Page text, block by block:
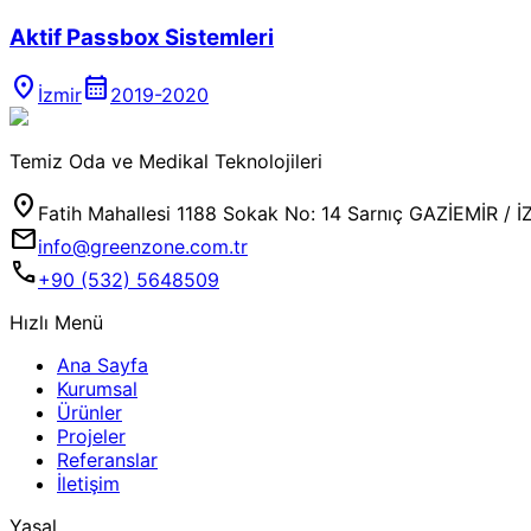
Aktif Passbox Sistemleri
location_on İzmircalendar_month 2019-2020
Temiz Oda ve Medikal Teknolojileri
location_on Fatih Mahallesi 1188 Sokak No: 14 Sarnıç GAZİEMİR /
mailinfo@greenzone.com.tr
call+90 (532) 5648509
Hızlı Menü
Ana Sayfa
Kurumsal
Ürünler
Projeler
Referanslar
İletişim
Yasal